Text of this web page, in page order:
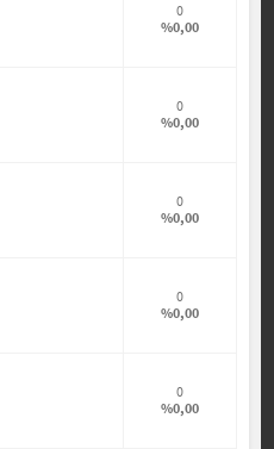
0
%0,00
0
%0,00
0
%0,00
0
%0,00
0
%0,00